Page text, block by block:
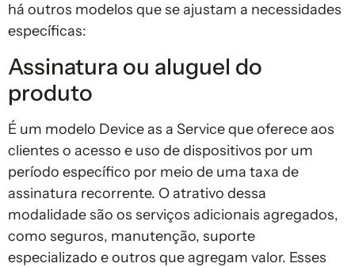
há outros modelos que se ajustam a necessidades
específicas:
Assinatura ou aluguel do
produto
É um modelo Device as a Service que oferece aos
clientes o acesso e uso de dispositivos por um
período específico por meio de uma taxa de
assinatura recorrente. O atrativo dessa
modalidade são os serviços adicionais agregados,
como seguros, manutenção, suporte
especializado e outros que agregam valor. Esses